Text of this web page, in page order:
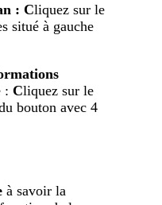
:Cliquez sur le
situé à gauche
:Cliquez sur le
bouton avec 4
à savoir la